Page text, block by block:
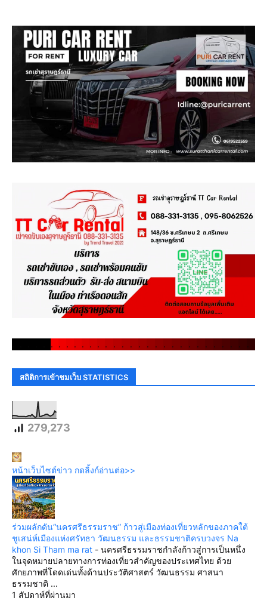
. . . . . . . . . . . . . . . . . . . . . . . .
สถิติการเข้าชมเว็บ STATISTICS
279,273
หน้าเว็บไซต์ข่าว กดลิ้งก์อ่านต่อ>>
ร่วมผลักดัน“นครศรีธรรมราช” ก้าวสู่เมืองท่องเที่ยวหลักของภาคใต้
ชูเสน่ห์เมืองแห่งศรัทธา วัฒนธรรม และธรรมชาติครบวงจร Na
khon Si Tham ma rat - นครศรีธรรมราชกำลังก้าวสู่การเป็นหนึ่ง
ในจุดหมายปลายทางการท่องเที่ยวสำคัญของประเทศไทย ด้วย
ศักยภาพที่โดดเด่นทั้งด้านประวัติศาสตร์ วัฒนธรรม ศาสนา
ธรรมชาติ ...
1 สัปดาห์ที่ผ่านมา